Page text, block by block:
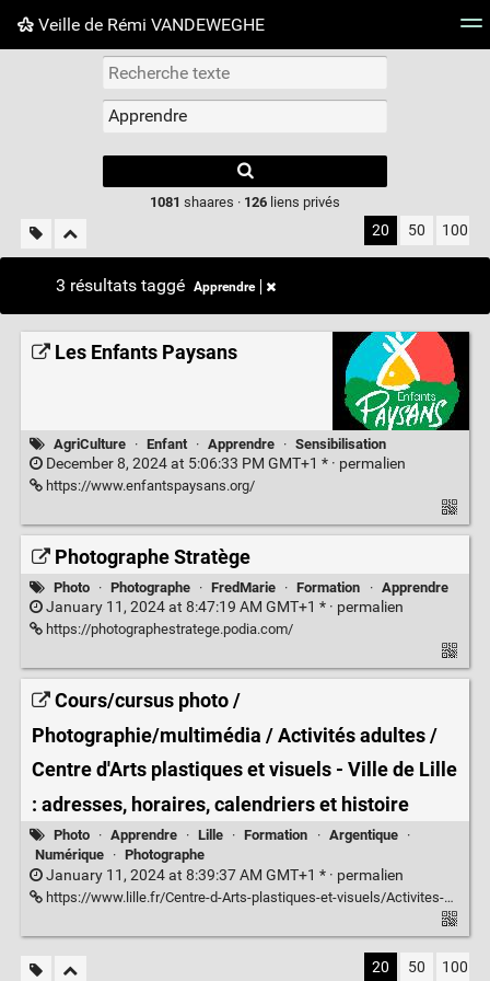
Veille de Rémi VANDEWEGHE
Nuage de tags Mur d'images
results.
1081 shaares · 126liens privés
20 50 100
3 résultats taggé Apprendre
Les Enfants Paysans
AgriCulture · Enfant · Apprendre · Sensibilisation
December 8, 2024 at 5:06:33 PM GMT+1 * · permalien
https://www.enfantspaysans.org/
Photographe Stratège
Photo · Photographe · FredMarie · Formation · Apprendre
January 11, 2024 at 8:47:19 AM GMT+1 * · permalien
https://photographestratege.podia.com/
Cours/cursus photo /
Photographie/multimédia / Activités adultes /
Centre d'Arts plastiques et visuels - Ville de Lille
: adresses, horaires, calendriers et histoire
Photo · Apprendre · Lille · Formation · Argentique
·
Numérique
· Photographe
January 11, 2024 at 8:39:37 AM GMT+1 * · permalien
https://www.lille.fr/Centre-d-Arts-plastiques-et-visuels/Activites-adultes/Photographie-multimedia/Cours-cursus-photo
20 50 100